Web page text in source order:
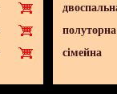
сімейна